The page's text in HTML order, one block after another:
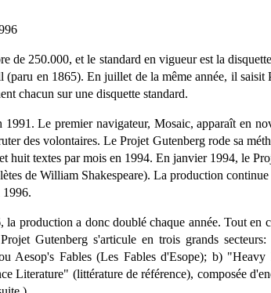
de 250.000, et le standard en vigueur est la
en 1865). En juillet de la même année, il
chacun sur une disquette standard.
Le premier navigateur, Mosaic, apparaît en
des volontaires. Le Projet Gutenberg rode sa
huit textes par mois en 1994. En janvier 1994, le
de William Shakespeare). La production
1996.
production a donc doublé chaque année. Tout
Gutenberg s'articule en trois grands
Aesop's Fables (Les Fables d'Esope); b)
Literature" (littérature de référence), composée